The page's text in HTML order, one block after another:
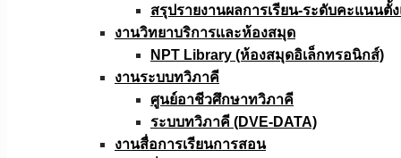
สรุปรายงานผลการเรียน-ระดับคะแนนตั้
งานวิทยาบริการเเละห้องสมุด
NPT Library (ห้องสมุดอิเล็กทรอนิกส์)
งานระบบทวิภาคี
ศูนย์อาชีวศึกษาทวิภาคี
ระบบทวิภาคี (DVE-DATA)
งานสื่อการเรียนการสอน